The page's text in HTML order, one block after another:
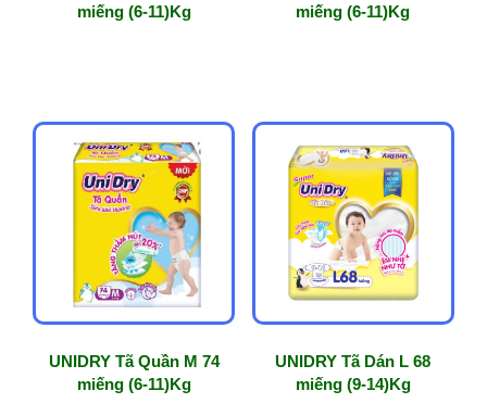
miếng (6-11)Kg
miếng (6-11)Kg
UNIDRY Tã Quần M 74
miếng (6-11)Kg
UNIDRY Tã Dán L 68
miếng (9-14)Kg